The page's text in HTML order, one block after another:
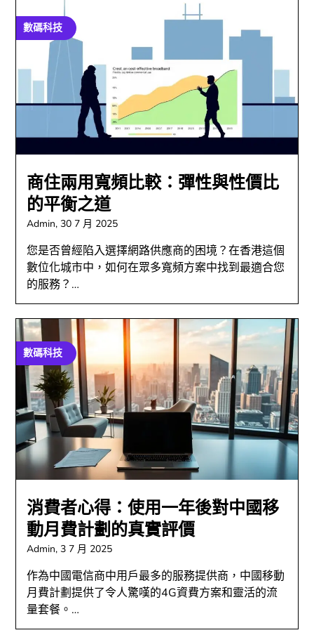
數碼科技
商住兩用寬頻比較：彈性與性價比
的平衡之道
Admin,30 7 月 2025
您是否曾經陷入選擇網路供應商的困境？在香港這個
數位化城市中，如何在眾多寬頻方案中找到最適合您
的服務？…
數碼科技
消費者心得：使用一年後對中國移
動月費計劃的真實評價
Admin,3 7 月 2025
作為中國電信商中用戶最多的服務提供商，中國移動
月費計劃提供了令人驚嘆的4G資費方案和靈活的流
量套餐。…